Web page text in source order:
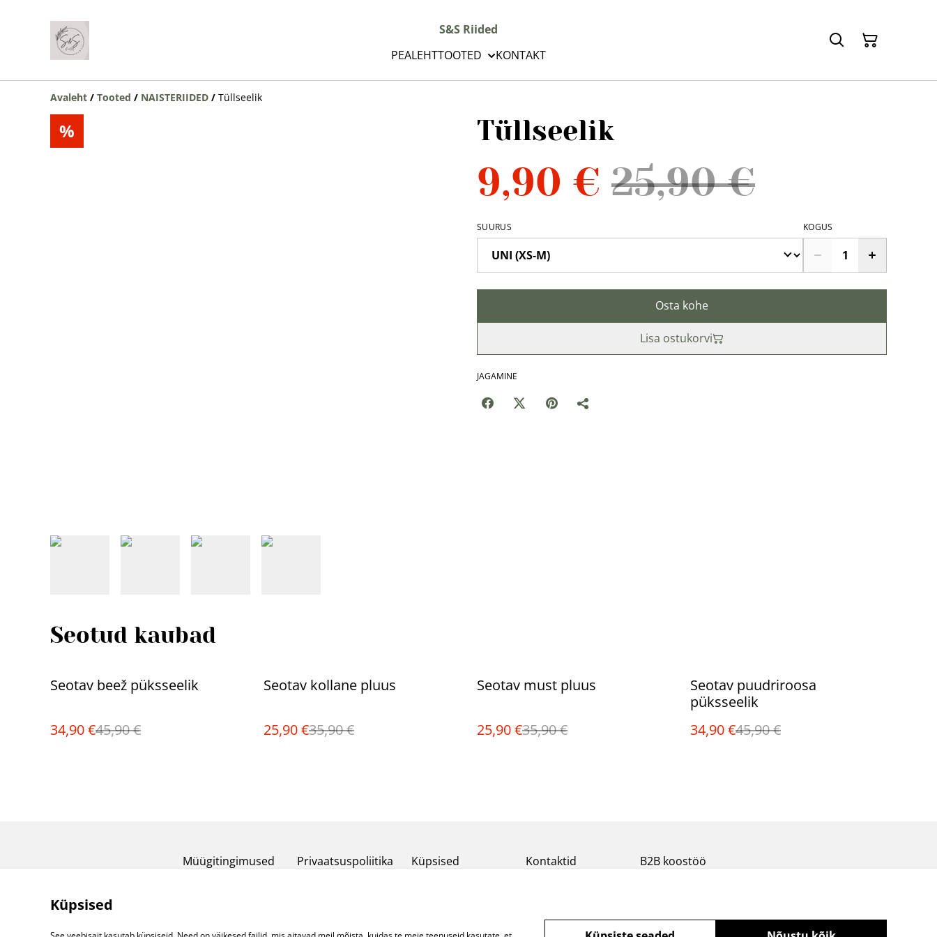
S&S Riided
PEALEHTTOOTED KONTAKT
Avaleht / Tooted / NAISTERIIDED / Tüllseelik
% Tüllseelik
9,90 € 25,90 €
SUURUS KOGUS
Osta kohe
Lisa ostukorvi
JAGAMINE
Seotud kaubad
%
Seotav beež püksseelik
34,90 €45,90 €
%
Seotav kollane pluus
25,90 €35,90 €
%
Seotav must pluus
25,90 €35,90 €
%
Seotav puudriroosa
püksseelik
34,90 €45,90 €
Müügitingimused Privaatsuspoliitika Küpsised Kontaktid B2B koostöö
Küpsised